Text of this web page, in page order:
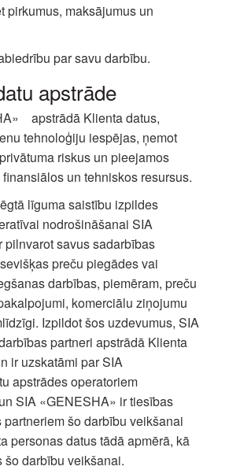
maksājumus un
par savu darbību.
apstrāde
apstrādā Klienta datus,
tehnoloģiju iespējas, ņemot
riskus un pieejamos
un tehniskos resursus.
līguma saistību izpildes
nodrošināšanai SIA
pilnvarot savus sadarbības
preču piegādes vai
darbības, piemēram, preču
komerciālu ziņojumu
Izpildot šos uzdevumus, SIA
partneri apstrādā Klienta
ir uzskatāmi par SIA
apstrādes operatoriem
SIA «GENESHA» ir tiesības
šo darbību veikšanai
personas datus tādā apmērā, kā
šo darbību veikšanai.